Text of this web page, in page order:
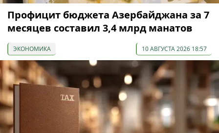
Профицит бюджета Азербайджана за 7
месяцев составил 3,4 млрд манатов
ЭКОНОМИКА 10 АВГУСТА 2026 18:57